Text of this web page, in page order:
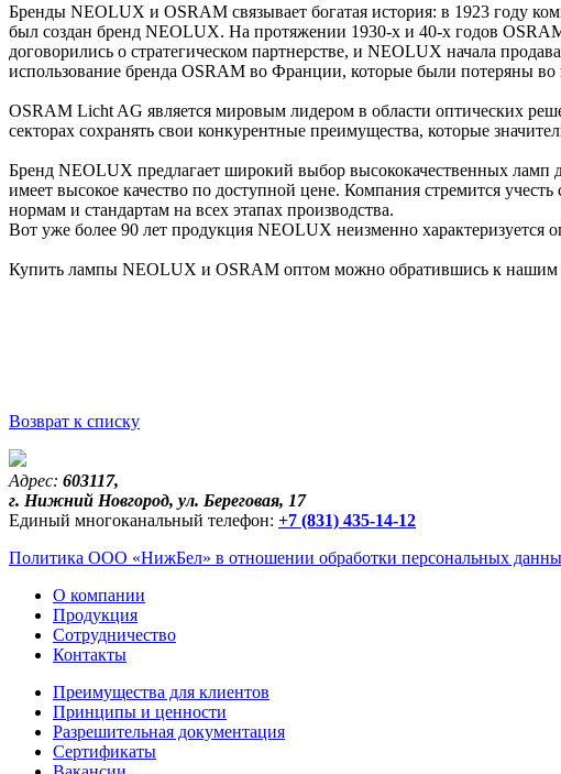
Бренды NEOLUX и OSRAM связывает богатая история: в 1923 году
был создан бренд NEOLUX. На протяжении 1930-х и 40-х годов
договорились о стратегическом партнерстве, и NEOLUX начала
использование бренда OSRAM во Франции, которые были потеряны
OSRAM Licht AG является мировым лидером в области оптических
секторах сохранять свои конкурентные преимущества, которые
Бренд NEOLUX предлагает широкий выбор высококачественных ламп
имеет высокое качество по доступной цене. Компания стремится
нормам и стандартам на всех этапах производства.
Вот уже более 90 лет продукция NEOLUX неизменно характеризуется
Купить лампы NEOLUX и OSRAM оптом можно обратившись к нашим
Возврат к списку
Адрес: 603117,
г. Нижний Новгород, ул. Береговая, 17
Единый многоканальный телефон: +7 (831) 435-14-12
Политика ООО «НижБел» в отношении обработки персональных
О компании
Продукция
Сотрудничество
Контакты
Преимущества для клиентов
Принципы и ценности
Разрешительная документация
Сертификаты